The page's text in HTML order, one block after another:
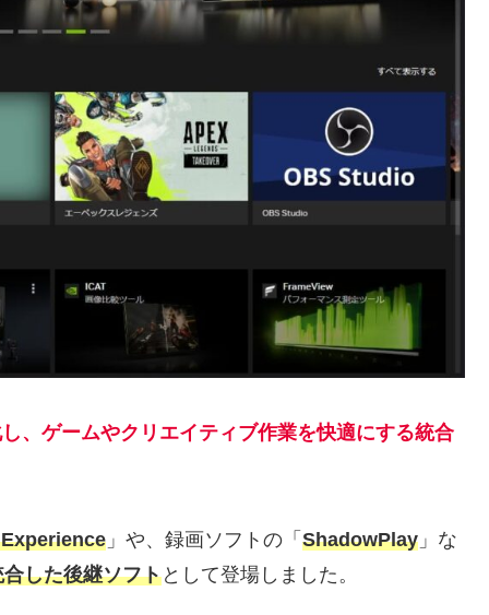
、ゲームやクリエイティブ作業を快適にする統合
」や、録画ソフトの「 ShadowPlay 」な
合した後継ソフトとして登場しました。